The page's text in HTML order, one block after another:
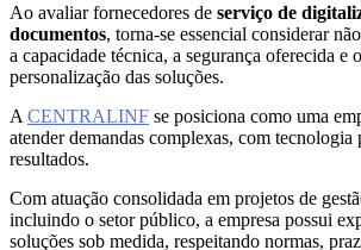
Ao avaliar fornecedores de serviço de
documentos, torna-se essencial considerar
a capacidade técnica, a segurança oferecida e
personalização das soluções.
ACENTRALINF se posiciona como uma
atender demandas complexas, com
resultados.
Com atuação consolidada em projetos de
incluindo o setor público, a empresa possui
soluções sob medida, respeitando normas,